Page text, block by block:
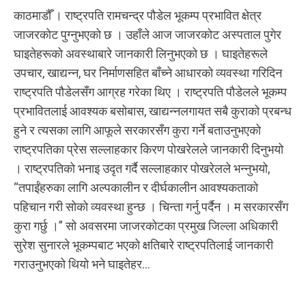
काठमाडौँ । राष्ट्रपति रामचन्द्र पौडेल भूकम्प प्रभावित क्षेत्र
जाजरकोट पुग्नुभएको छ । उहाँले आज जाजरकोट अस्पताल पुगेर
घाइतेहरूको अवस्थाबारे जानकारी लिनुभएको छ । घाइतेहरूले
उपचार, खाद्यन्न, घर निर्माणसहित बाँच्ने आधारको व्यवस्था गरिदिन
राष्ट्रपति पौडेलसँग आग्रह गरेका थिए । राष्ट्रपति पौडेलले भूकम्प
प्रभावितलाई आवश्यक बसोबास, खाद्यन्नलगायत सबै कुराको प्रबन्ध
हुने र त्यसका लागि आफूले सरकारसँग कुरा गर्ने बताउनुभएको
राष्ट्रपतिका प्रेस सल्लाहकार किरण पोखरेलले जानकारी दिनुभयो
। राष्ट्रपतिको भनाइ उदृत गर्दै सल्लाहकार पोखरेलले भन्नुभयो,
“तपाईंहरुका लागि अल्पकालीन र दीर्घकालीन आवश्यकताको
पहिचान गरी सोको व्यवस्था हुन्छ । चिन्ता गर्नु पर्दैन । म सरकारसँग
कुरा गर्छु ।” सो अवसरमा जाजरकोटका प्रमुख जिल्ला अधिकारी
सुरेश सुनारले भूकम्पबाट भएको क्षतिबारे राष्ट्रपतिलाई जानकारी
गराउनुभएको थियो भने घाइतेहर...